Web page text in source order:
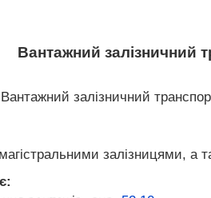
Вантажний залізничний
залізничний
залізницями, а